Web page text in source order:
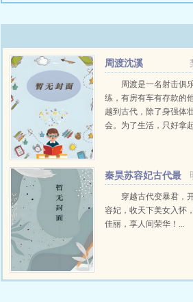
周渡沈溪
周渡是一名射击俱
练，有房有车有存款的
越到古代，除了身强体
会。为了生活，只好拿
渡看着山下的寥寥炊烟
秦昊苏容妃古代最
强昏君最新章节在
穿越古代变暴君，
容妃，收天下美女入怀
佳丽，享人间荣华！...